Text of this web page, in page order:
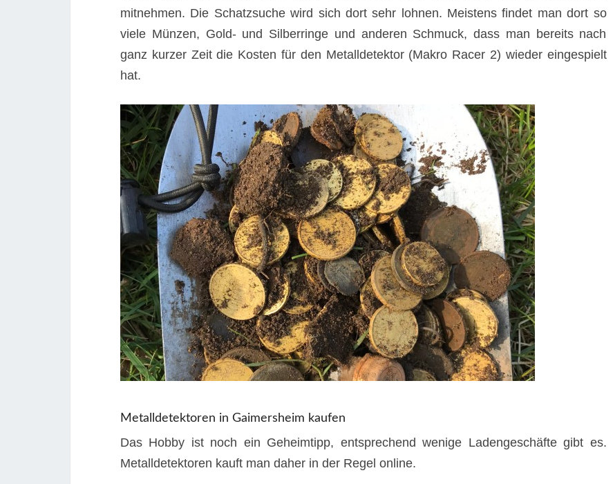
mitnehmen. Die Schatzsuche wird sich dort sehr lohnen. Meistens findet man dort so
viele Münzen, Gold- und Silberringe und anderen Schmuck, dass man bereits nach
ganz kurzer Zeit die Kosten für den Metalldetektor (Makro Racer 2) wieder eingespielt
hat.
Metalldetektoren in Gaimersheim kaufen
Das Hobby ist noch ein Geheimtipp, entsprechend wenige Ladengeschäfte gibt es.
Metalldetektoren kauft man daher in der Regel online.